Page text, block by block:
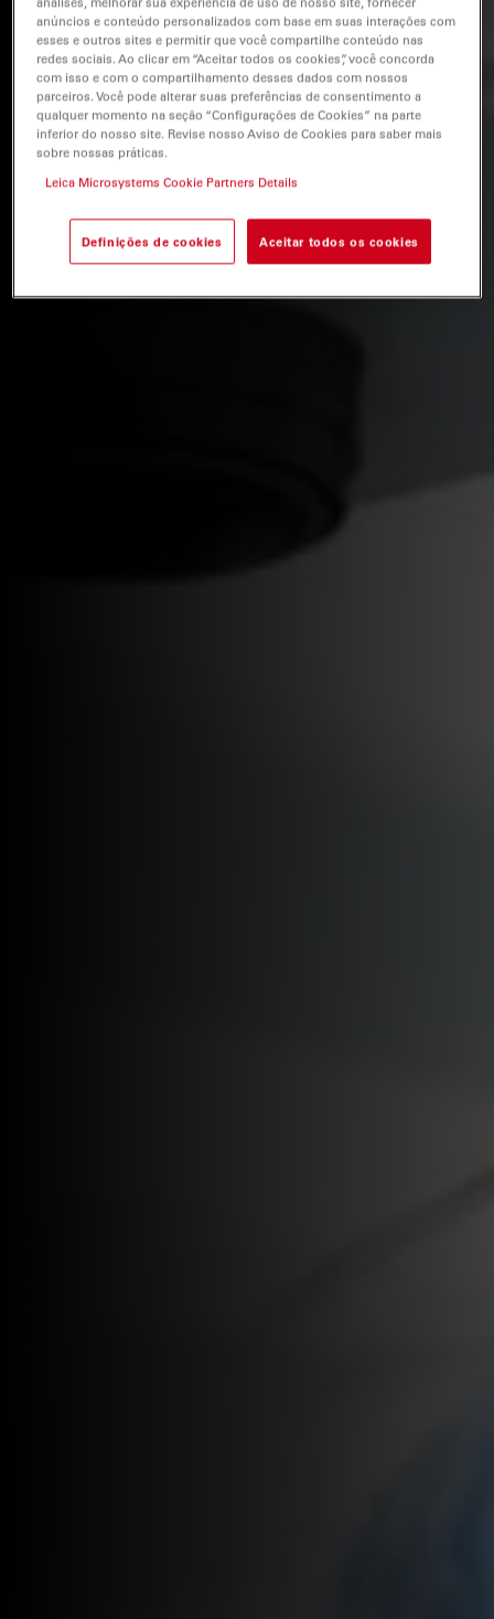
anúncios e conteúdo personalizados com base em suas interações com
esses e outros sites e permitir que você compartilhe conteúdo nas
redes sociais. Ao clicar em “Aceitar todos os cookies”, você concorda
com isso e com o compartilhamento desses dados com nossos
parceiros. Você pode alterar suas preferências de consentimento a
qualquer momento na seção “Configurações de Cookies” na parte
inferior do nosso site. Revise nosso Aviso de Cookies para saber mais
sobre nossas práticas.
Leica Microsystems Cookie Partners Details
Definições de cookies Aceitar todos os cookies